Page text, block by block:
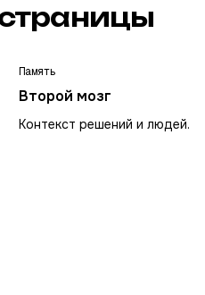
Память
Второй мозг
Контекст решений и людей.